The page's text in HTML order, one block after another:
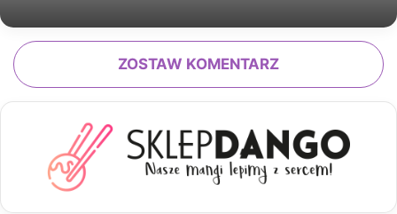
ZOSTAW KOMENTARZ